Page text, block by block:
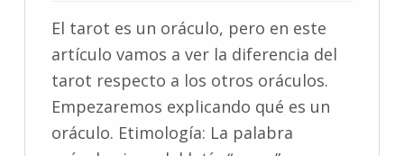
El tarot es un oráculo, pero en este
artículo vamos a ver la diferencia del
tarot respecto a los otros oráculos.
Empezaremos explicando qué es un
oráculo. Etimología: La palabra